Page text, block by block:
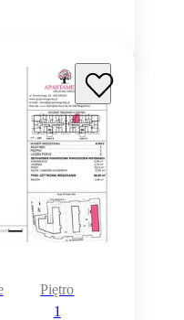
Piętro
1